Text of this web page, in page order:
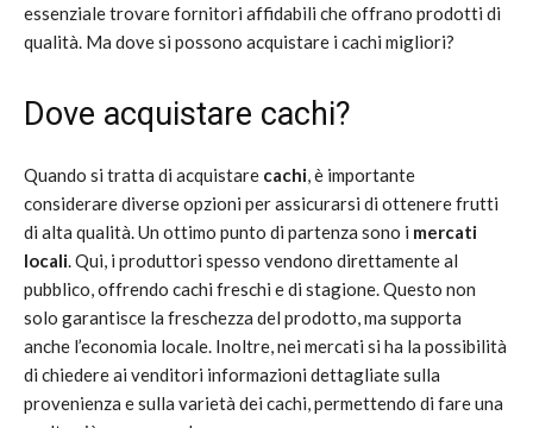
essenziale trovare fornitori affidabili che offrano prodotti di
qualità. Ma dove si possono acquistare i cachi migliori?
Dove acquistare cachi?
Quando si tratta di acquistare cachi, è importante
considerare diverse opzioni per assicurarsi di ottenere frutti
di alta qualità. Un ottimo punto di partenza sono i mercati
locali. Qui, i produttori spesso vendono direttamente al
pubblico, offrendo cachi freschi e di stagione. Questo non
solo garantisce la freschezza del prodotto, ma supporta
anche l’economia locale. Inoltre, nei mercati si ha la possibilità
di chiedere ai venditori informazioni dettagliate sulla
provenienza e sulla varietà dei cachi, permettendo di fare una